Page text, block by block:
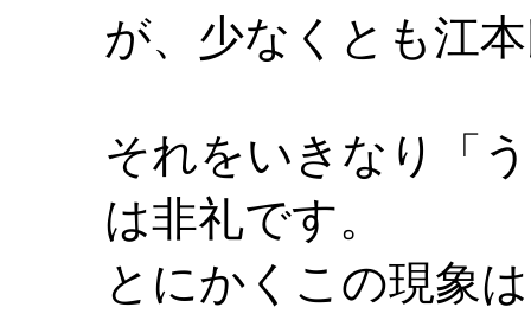
が、少なくとも江
それをいきなり「
は非礼です。
とにかくこの現象